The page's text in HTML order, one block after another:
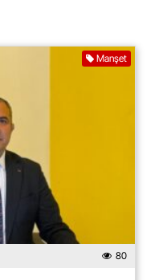
Manşet
80